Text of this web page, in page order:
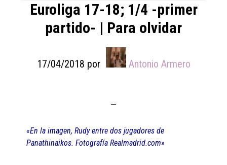
Euroliga 17-18; 1/4 -primer
partido- | Para olvidar
17/04/2018 por Antonio Armero
«En la imagen, Rudy entre dos jugadores de
Panathinaikos. Fotografía Realmadrid.com»